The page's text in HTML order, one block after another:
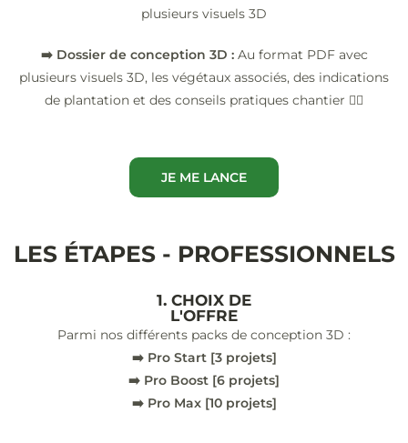
plusieurs visuels 3D
➡️ Dossier de conception 3D :Au format PDF avec
plusieurs visuels 3D, les végétaux associés, des indications
de plantation et des conseils pratiques chantier 👷‍♂️
JE ME LANCE
LES ÉTAPES - PROFESSIONNELS
1. CHOIX DE
L'OFFRE
Parmi nos différents packs de conception 3D :
➡️ Pro Start [3 projets]
➡️ Pro Boost [6 projets]
➡️ Pro Max [10 projets]